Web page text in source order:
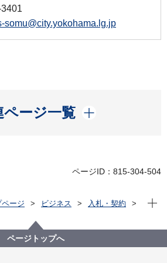
somu@city.yokohama.lg.jp
ページ一覧
開く
ページID：815-304-504
ージ ビジネス
入札・契約
は終了しました】【公募型指名競争入
議院議員通常選挙・令和７年横浜市長選
現在
ページトップへ